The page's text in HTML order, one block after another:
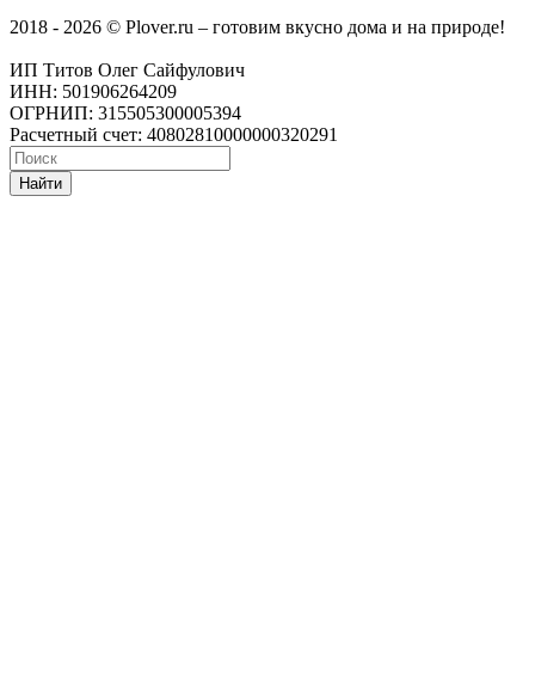
2018 - 2026 © Plover.ru – готовим вкусно дома и на природе!
ИП Титов Олег Сайфулович
ИНН: 501906264209
ОГРНИП: 315505300005394
Расчетный счет: 40802810000000320291
Найти